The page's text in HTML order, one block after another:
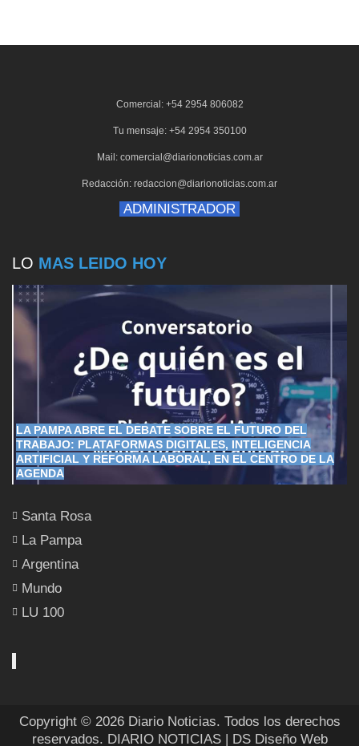
Comercial: +54 2954 806082
Tu mensaje: +54 2954 350100
Mail: comercial@diarionoticias.com.ar
Redacción: redaccion@diarionoticias.com.ar
ADMINISTRADOR
LO MAS LEIDO HOY
LA PAMPA ABRE EL DEBATE SOBRE EL FUTURO DEL
TRABAJO: PLATAFORMAS DIGITALES, INTELIGENCIA
ARTIFICIAL Y REFORMA LABORAL, EN EL CENTRO DE LA
AGENDA
Santa Rosa
La Pampa
Argentina
Mundo
LU 100
Copyright © 2026 Diario Noticias. Todos los derechos
reservados. DIARIO NOTICIAS | DS Diseño Web